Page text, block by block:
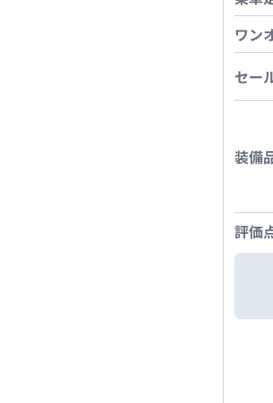
ワン
セー
装備
評価